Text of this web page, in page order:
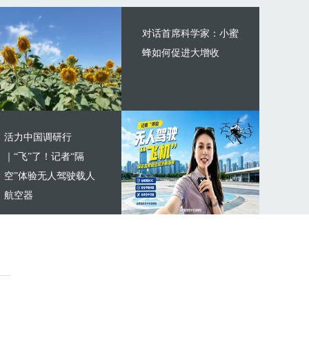
对话首席科学家：小蜜
蜂如何促进大增收
活力中国调研行
｜“飞”了！记者“隔
空”体验无人驾驶载人
航空器